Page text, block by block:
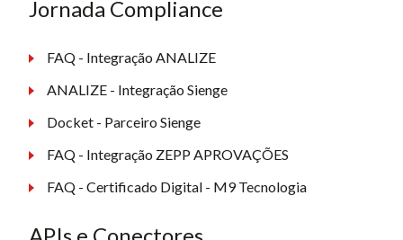
Jornada Compliance
FAQ - Integração ANALIZE
ANALIZE - Integração Sienge
Docket - Parceiro Sienge
FAQ - Integração ZEPP APROVAÇÕES
FAQ - Certificado Digital - M9 Tecnologia